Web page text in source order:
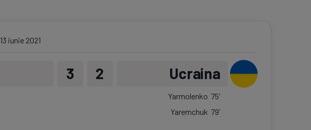
13 iunie 2021
3 Ucraina
2
Yarmolenko 75'
Yaremchuk 79'